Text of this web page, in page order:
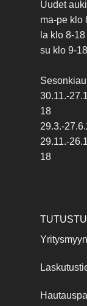
Uudet
ma-pe klo
la klo 8-18
su klo 9-18
30.11.-
18
29.3.-
29.11.-
18